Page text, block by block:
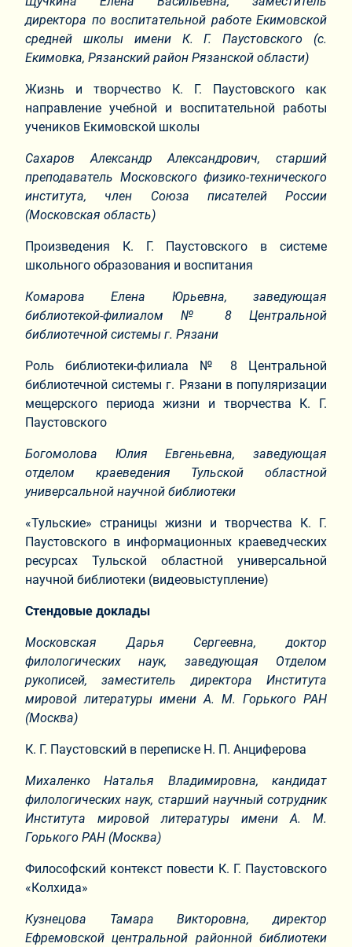
директора по воспитательной работе Екимовской
средней школы имени К. Г. Паустовского (с.
Екимовка, Рязанский район Рязанской области)
Жизнь и творчество К. Г. Паустовского как
направление учебной и воспитательной работы
учеников Екимовской школы
Сахаров Александр Александрович, старший
преподаватель Московского физико-технического
института, член Союза писателей России
(Московская область)
Произведения К. Г. Паустовского в системе
школьного образования и воспитания
Комарова Елена Юрьевна, заведующая
библиотекой-филиалом № 8 Центральной
библиотечной системы г. Рязани
Роль библиотеки-филиала № 8 Центральной
библиотечной системы г. Рязани в популяризации
мещерского периода жизни и творчества К. Г.
Паустовского
Богомолова Юлия Евгеньевна, заведующая
отделом краеведения Тульской областной
универсальной научной библиотеки
«Тульские» страницы жизни и творчества К. Г.
Паустовского в информационных краеведческих
ресурсах Тульской областной универсальной
научной библиотеки (видеовыступление)
Стендовые доклады
Московская Дарья Сергеевна, доктор
филологических наук, заведующая Отделом
рукописей, заместитель директора Института
мировой литературы имени А. М. Горького РАН
(Москва)
К. Г. Паустовский в переписке Н. П. Анциферова
Михаленко Наталья Владимировна, кандидат
филологических наук, старший научный сотрудник
Института мировой литературы имени А. М.
Горького РАН (Москва)
Философский контекст повести К. Г. Паустовского
«Колхида»
Кузнецова Тамара Викторовна, директор
Ефремовской центральной районной библиотеки